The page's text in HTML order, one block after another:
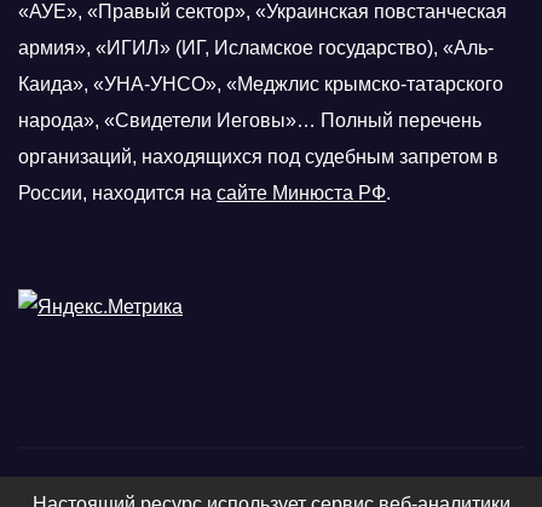
«АУЕ», «Правый сектор», «Украинская повстанческая
армия», «ИГИЛ» (ИГ, Исламское государство), «Аль-
Каида», «УНА-УНСО», «Меджлис крымско-татарского
народа», «Свидетели Иеговы»… Полный перечень
организаций, находящихся под судебным запретом в
России, находится на сайте Минюста РФ.